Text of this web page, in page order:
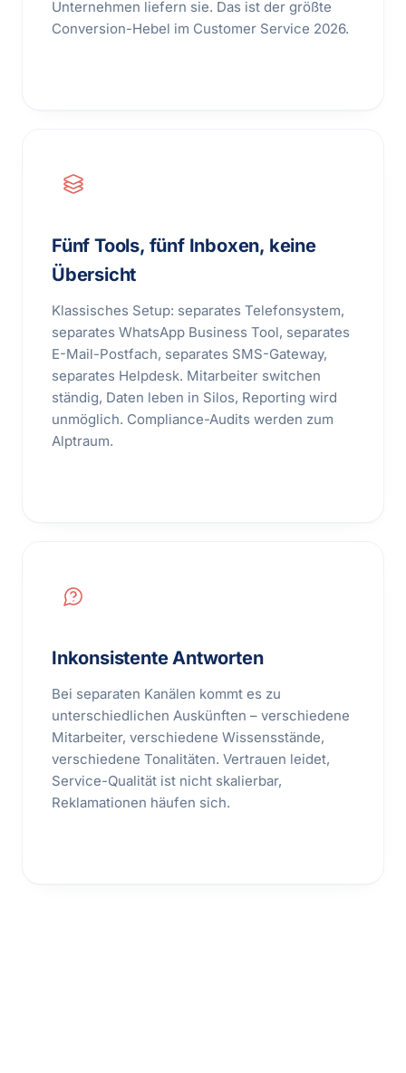
Unternehmen liefern sie. Das ist der größte
Conversion-Hebel im Customer Service 2026.
Fünf Tools, fünf Inboxen, keine
Übersicht
Klassisches Setup: separates Telefonsystem,
separates WhatsApp Business Tool, separates
E-Mail-Postfach, separates SMS-Gateway,
separates Helpdesk. Mitarbeiter switchen
ständig, Daten leben in Silos, Reporting wird
unmöglich. Compliance-Audits werden zum
Alptraum.
Inkonsistente Antworten
Bei separaten Kanälen kommt es zu
unterschiedlichen Auskünften – verschiedene
Mitarbeiter, verschiedene Wissensstände,
verschiedene Tonalitäten. Vertrauen leidet,
Service-Qualität ist nicht skalierbar,
Reklamationen häufen sich.